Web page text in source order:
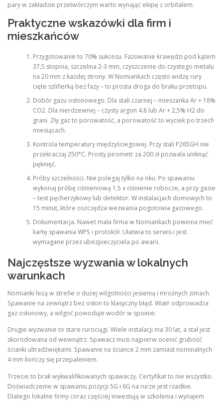
pary w zakładzie przetwórczym warto wynająć ekipę z orbitalem.
Praktyczne wskazówki dla firm i
mieszkańców
Przygotowanie to 70% sukcesu. Fazowanie krawędzi pod kątem
37,5 stopnia, szczelina 2-3 mm, czyszczenie do czystego metalu
na 20 mm z każdej strony. W Nomiankach często widzę rury
cięte szlifierką bez fazy – to prosta droga do braku przetopu.
Dobór gazu osłonowego. Dla stali czarnej – mieszanka Ar + 18%
CO2. Dla nierdzewnej – czysty argon 4.8 lub Ar + 2,5% H2 do
grani. Zły gaz to porowatość, a porowatość to wyciek po trzech
miesiącach.
Kontrola temperatury międzyściegowej. Przy stali P265GH nie
przekraczaj 250°C. Prosty pirometr za 200 zł pozwala uniknąć
pęknięć.
Próby szczelności. Nie polegaj tylko na oku. Po spawaniu
wykonaj próbę ciśnieniową 1,5 x ciśnienie robocze, a przy gazie
– test pęcherzykowy lub detektor. W instalacjach domowych to
15 minut, które oszczędza wezwania pogotowia gazowego.
Dokumentacja. Nawet mała firma w Nomiankach powinna mieć
kartę spawania WPS i protokół. Ułatwia to serwis i jest
wymagane przez ubezpieczyciela po awarii.
Najczęstsze wyzwania w lokalnych
warunkach
Nomianki leżą w strefie o dużej wilgotności jesienią i mroźnych zimach.
Spawanie na zewnątrz bez osłon to klasyczny błąd. Wiatr odprowadza
gaz osłonowy, a wilgoć powoduje wodór w spoinie.
Drugie wyzwanie to stare rurociągi. Wiele instalacji ma 30 lat, a stal jest
skorodowana od wewnątrz. Spawacz musi najpierw ocenić grubość
ścianki ultradźwiękami. Spawanie na ściance 2 mm zamiast nominalnych
4 mm kończy się przepaleniem.
Trzecie to brak wykwalifikowanych spawaczy. Certyfikat to nie wszystko.
Doświadczenie w spawaniu pozycji 5G i 6G na rurze jest rzadkie.
Dlatego lokalne firmy coraz częściej inwestują w szkolenia i wynajem